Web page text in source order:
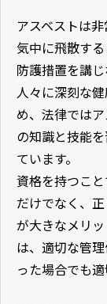
アスベストは
気中に飛散す
防護措置を講
人々に深刻な
め、法律では
の知識と技能
ています。
資格を持つこ
だけでなく、
が大きなメリ
は、適切な管
った場合でも